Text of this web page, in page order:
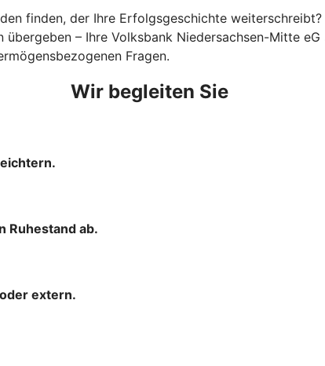
finden, der Ihre Erfolgsgeschichte
– Ihre Volksbank Niedersachsen-Mitte
Fragen.
Wir begleiten Sie
Ruhestand ab.
extern.